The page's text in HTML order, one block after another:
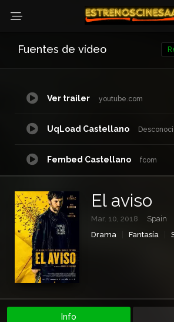
Fuentes de vídeo
Ver trailer youtube.com
UqLoad Castellano
Fembed Castellano fcom
UpStream Castellano
DoodStream Castellano
Netu Castellano
El aviso
Mar. 10, 2018 Spain
Drama
Fantasía
Info